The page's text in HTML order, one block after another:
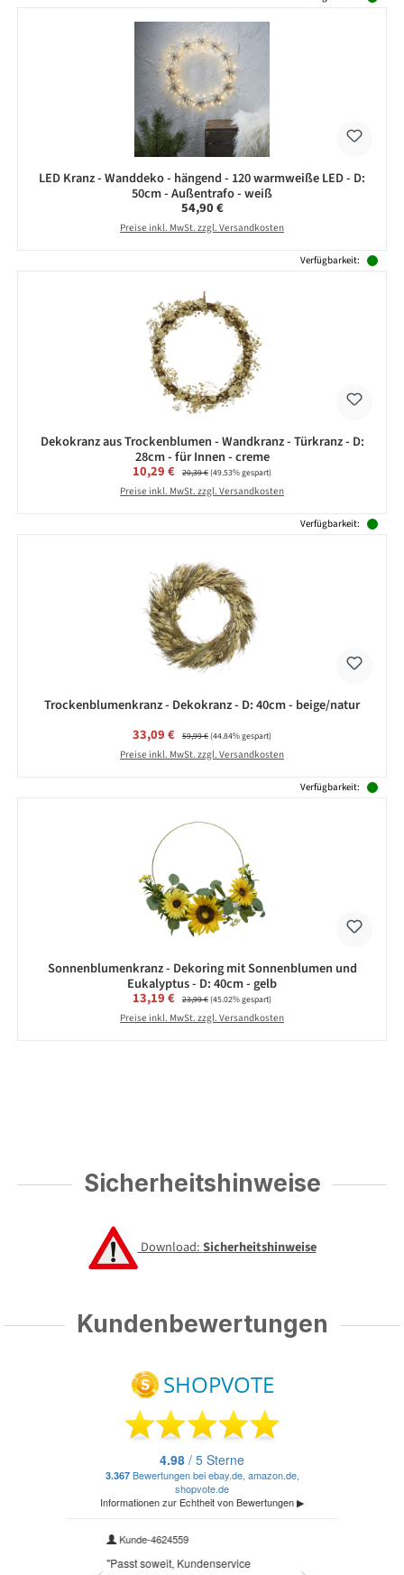
LED Kranz - Wanddeko - hängend - 120 warmweiße LED - D:
50cm - Außentrafo - weiß
Regulärer Preis:
54,90 €
Preise inkl. MwSt. zzgl. Versandkosten
Verfügbarkeit:
Dekokranz aus Trockenblumen - Wandkranz - Türkranz - D:
28cm - für Innen - creme
Verkaufspreis:
10,29 € Regulärer Preis:
20,39 €(49.53% gespart)
Preise inkl. MwSt. zzgl. Versandkosten
Verfügbarkeit:
Trockenblumenkranz - Dekokranz - D: 40cm - beige/natur
Verkaufspreis:
33,09 € Regulärer Preis:
59,99 €(44.84% gespart)
Preise inkl. MwSt. zzgl. Versandkosten
Verfügbarkeit:
Sonnenblumenkranz - Dekoring mit Sonnenblumen und
Eukalyptus - D: 40cm - gelb
Verkaufspreis:
13,19 € Regulärer Preis:
23,99 €(45.02% gespart)
Preise inkl. MwSt. zzgl. Versandkosten
Sicherheitshinweise
Download:Sicherheitshinweise
Kundenbewertungen